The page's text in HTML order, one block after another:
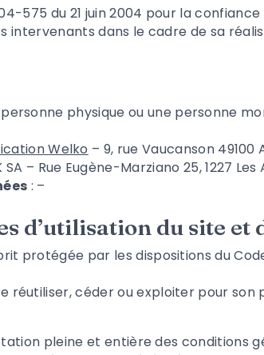
575 du 21 juin 2004 pour la
intervenants dans le cadre de sa
physique ou une personne
Welko – 9, rue Vaucanson
SA – Rue Eugène-Marziano 25, 1227
: –
d’utilisation du site et
protégée par les dispositions du
réutiliser, céder ou exploiter pour
pleine et entière des conditions